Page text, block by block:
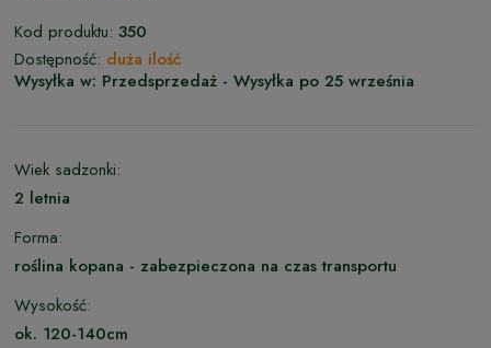
Kod produktu: 350
Dostępność: duża ilość
Wysyłka w: Przedsprzedaż - Wysyłka po 25 września
Wiek sadzonki:
2 letnia
Forma:
roślina kopana - zabezpieczona na czas transportu
Wysokość:
ok. 120-140cm